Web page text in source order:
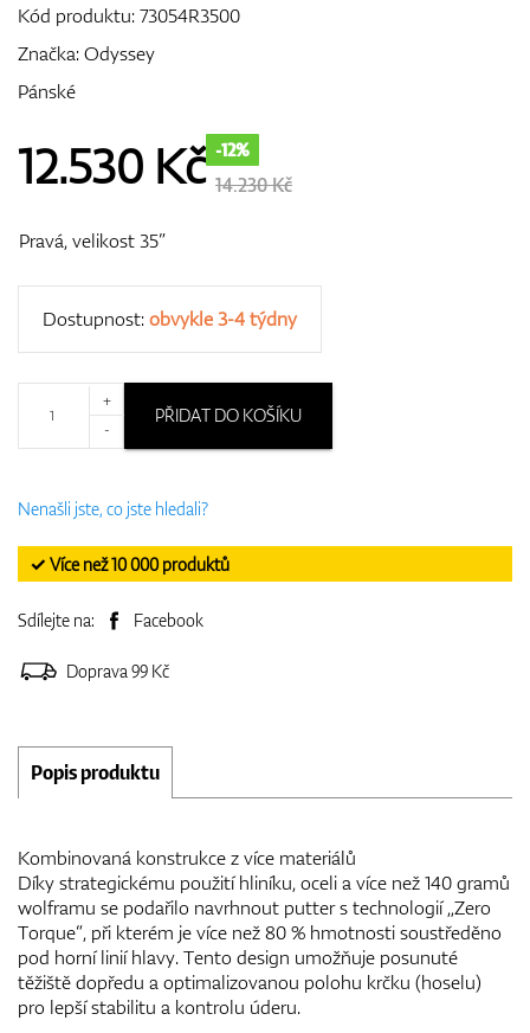
Doplňky
Dárkové poukazy
Kód produktu:73054R3500
Značka:Odyssey
Pánské
12.530 Kč -12%
14.230 Kč
Pravá, velikost 35”
Dostupnost:obvykle 3-4 týdny
+
-
PŘIDAT DO KOŠÍKU
Nenašli jste, co jste hledali?
✓ Více než 10 000 produktů
Sdílejte na: Facebook
Doprava 99 Kč
Popis produktu
Kombinovaná konstrukce z více materiálů
Díky strategickému použití hliníku, oceli a více než 140 gramů
wolframu se podařilo navrhnout putter s technologií „Zero
Torque“, při kterém je více než 80 % hmotnosti soustředěno
pod horní linií hlavy. Tento design umožňuje posunuté
těžiště dopředu a optimalizovanou polohu krčku (hoselu)
pro lepší stabilitu a kontrolu úderu.